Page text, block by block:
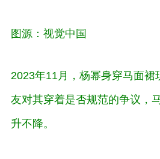
图源：视觉中国
2023年11月，杨幂身穿马面裙
友对其穿着是否规范的争议，
升不降。